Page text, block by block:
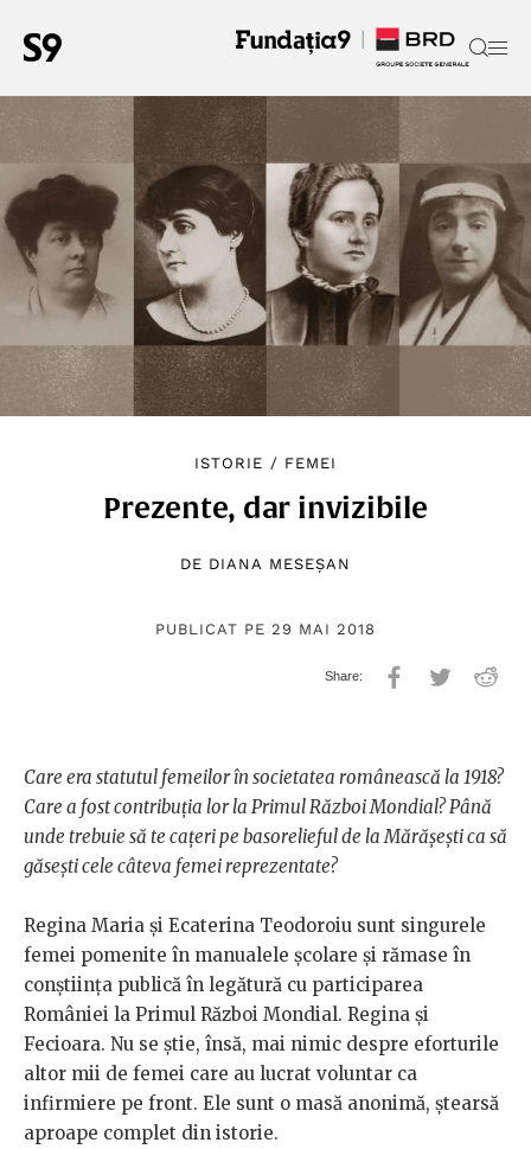
ISTORIE / FEMEI
Prezente, dar invizibile
DE DIANA MESEȘAN
PUBLICAT PE 29 MAI 2018
Care era statutul femeilor în societatea românească la 1918?
Care a fost contribuția lor la Primul Război Mondial? Până
unde trebuie să te cațeri pe basorelieful de la Mărășești ca să
găsești cele câteva femei reprezentate?
Regina Maria și Ecaterina Teodoroiu sunt singurele
femei pomenite în manualele școlare și rămase în
conștiința publică în legătură cu participarea
României la Primul Război Mondial. Regina și
Fecioara. Nu se știe, însă, mai nimic despre eforturile
altor mii de femei care au lucrat voluntar ca
infirmiere pe front. Ele sunt o masă anonimă, ștearsă
aproape complet din istorie.